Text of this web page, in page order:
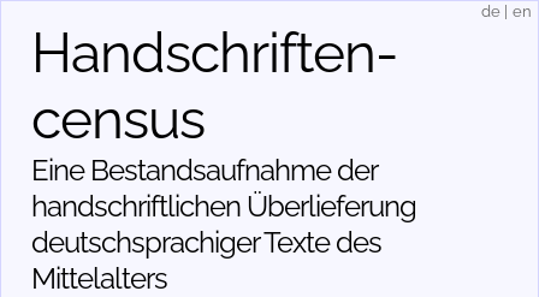
Handschriften­
census
Eine Bestandsaufnahme der
handschriftlichen Über­lieferung
deutschsprachiger Texte des
Mittelalters
de en